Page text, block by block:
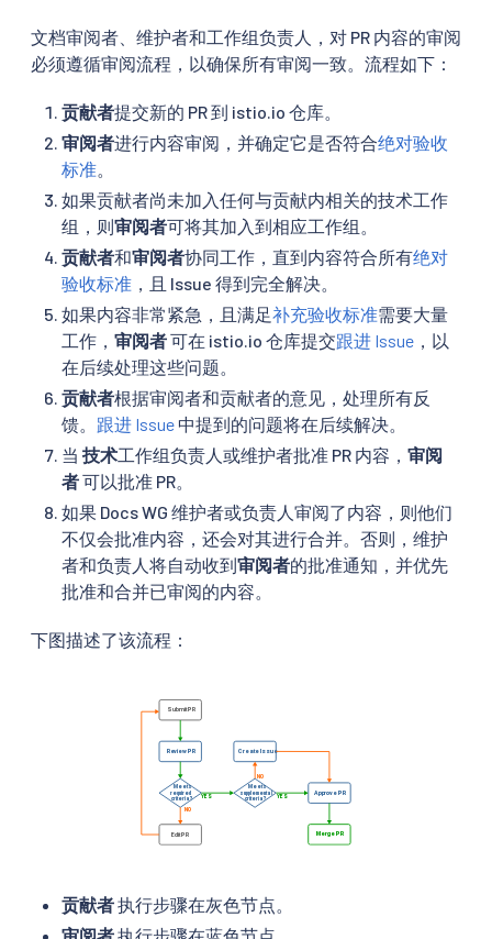
文档审阅者、维护者和工作组负责人，对 PR 内容的审阅
必须遵循审阅流程，以确保所有审阅一致。流程如下：
贡献者提交新的 PR 到 istio.io 仓库。
审阅者进行内容审阅，并确定它是否符合绝对验收
标准
如果贡献者尚未加入任何与贡献内相关的技术工作
组，则审阅者可将其加入到相应工作组。
贡献者和审阅者协同工作，直到内容符合所有绝对
验收标准 ，且 Issue 得到完全解决。
如果内容非常紧急，且满足补充验收标准需要大量
工作， 审阅者可在 istio.io 仓库提交跟进 Issue ，以
在后续处理这些问题。
贡献者根据审阅者和贡献者的意见，处理所有反
馈。 跟进 Issue中提到的问题将在后续解决。
当 技术工作组负责人或维护者批准 PR 内容， 审阅
者可以批准 PR。
如果 Docs WG 维护者或负责人审阅了内容，则他们
不仅会批准内容，还会对其进行合并。否则，维护
者和负责人将自动收到审阅者的批准通知，并优先
批准和合并已审阅的内容。
下图描述了该流程：
贡献者执行步骤在灰色节点。